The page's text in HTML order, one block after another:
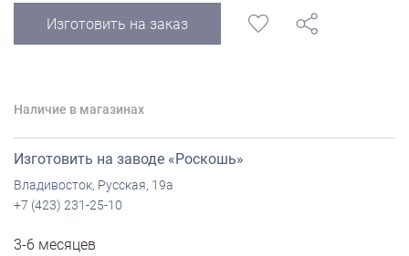
Изготовить на заказ
Наличие в магазинах
Изготовить на заводе «Роскошь»
Владивосток, Русская, 19а
+7 (423) 231-25-10
3-6 месяцев